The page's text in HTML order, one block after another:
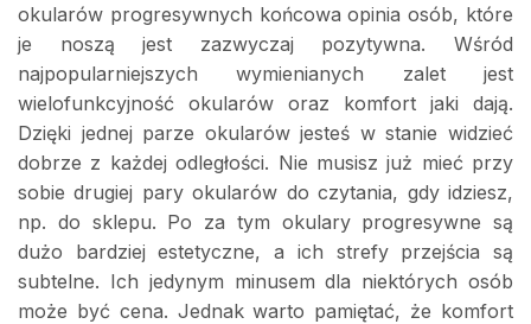
okularów progresywnych końcowa opinia osób, które
je noszą jest zazwyczaj pozytywna. Wśród
najpopularniejszych wymienianych zalet jest
wielofunkcyjność okularów oraz komfort jaki dają.
Dzięki jednej parze okularów jesteś w stanie widzieć
dobrze z każdej odległości. Nie musisz już mieć przy
sobie drugiej pary okularów do czytania, gdy idziesz,
np. do sklepu. Po za tym okulary progresywne są
dużo bardziej estetyczne, a ich strefy przejścia są
subtelne. Ich jedynym minusem dla niektórych osób
może być cena. Jednak warto pamiętać, że komfort